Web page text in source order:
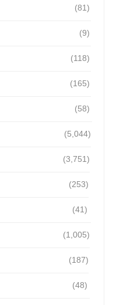
(81)
(9)
(118)
(165)
(58)
(5,044)
(3,751)
(253)
(41)
(1,005)
(187)
(48)